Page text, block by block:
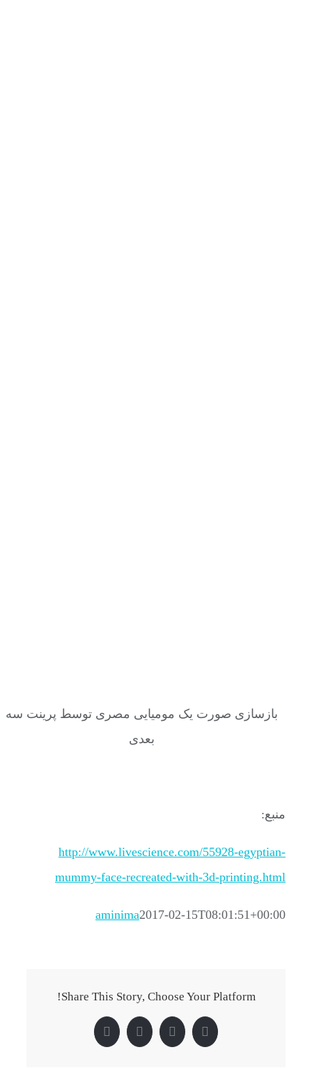
بازسازی صورت یک مومیایی مصری توسط پرینت سه
بعدی
منبع:
http://www.livescience.com/55928-egyptian-
mummy-face-recreated-with-3d-printing.html
aminima2017-02-15T08:01:51+00:00
Share This Story, Choose Your Platform!
Facebook
Twitter
LinkedIn
Pinterest